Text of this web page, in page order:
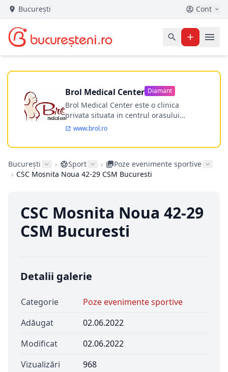
București Cont
Brol Medical Center Diamant
Brol Medical Center este o clinica
privata situata in centrul orasului
Timisoara avand o experienta de
Incepand din anul 2009 clinica isi
ultramodern.
www.brol.ro
București › Sport ›
Poze evenimente sportive
› CSC Mosnita Noua 42-29 CSM Bucuresti
CSC Mosnita Noua 42-29
CSM Bucuresti
Detalii galerie
Categorie
Poze evenimente sportive
Adăugat
02.06.2022
Modificat
02.06.2022
Vizualizări
968